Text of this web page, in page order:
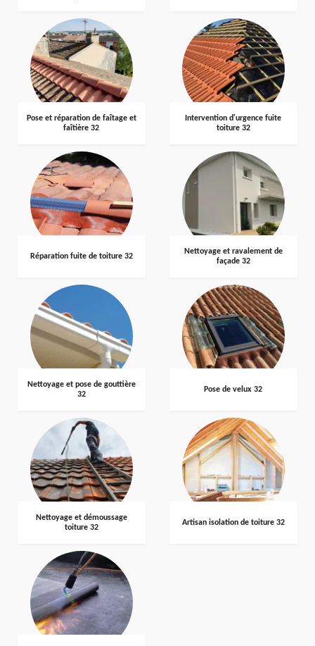
Pose et réparation de faîtage et
faîtière 32
Intervention d'urgence fuite
toiture 32
Réparation fuite de toiture 32
Nettoyage et ravalement de
façade 32
Nettoyage et pose de gouttière
32
Pose de velux 32
Nettoyage et démoussage
toiture 32
Artisan isolation de toiture 32